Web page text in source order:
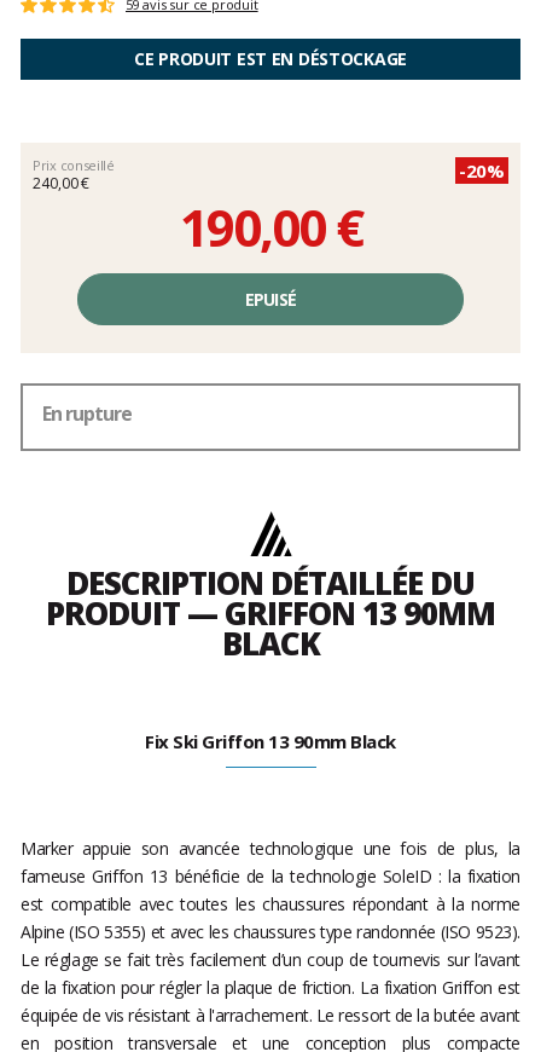
Les
Note
:
sur
59 avis sur ce produit
CE PRODUIT EST EN DÉSTOCKAGE
Prix conseillé
240,00 €
-20%
190,00 €
unitaire,
EPUISÉ
En rupture
DESCRIPTION DÉTAILLÉE DU
PRODUIT — GRIFFON 13 90MM
BLACK
Fix Ski Griffon 13 90mm Black
Marker appuie son avancée technologique une fois de plus, la
fameuse Griffon 13 bénéficie de la technologie SoleID : la fixation
est compatible avec toutes les chaussures répondant à la norme
Alpine (ISO 5355) et avec les chaussures type randonnée (ISO 9523).
Le réglage se fait très facilement d’un coup de tournevis sur l’avant
de la fixation pour régler la plaque de friction. La fixation Griffon est
équipée de vis résistant à l'arrachement. Le ressort de la butée avant
en position transversale et une conception plus compacte